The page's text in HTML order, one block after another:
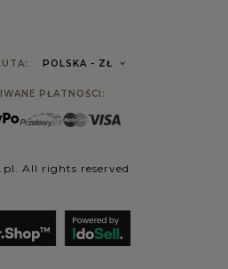
POLSKA - ZŁ
PŁATNOŚCI:
All rights reserved